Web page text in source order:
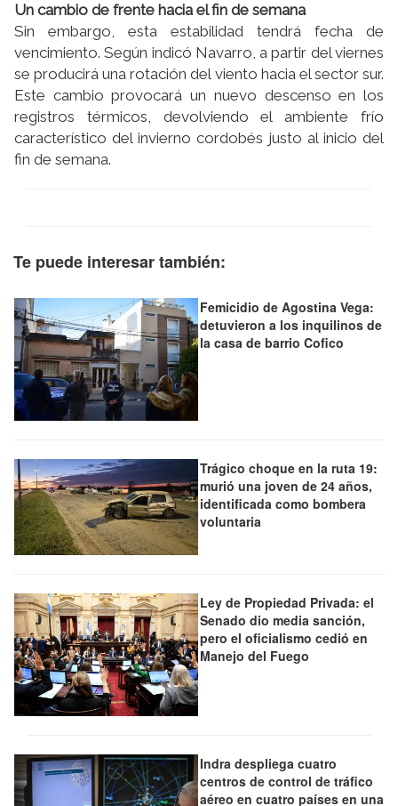
Un cambio de frente hacia el fin de semana
Sin embargo, esta estabilidad tendrá fecha de
vencimiento. Según indicó Navarro, a partir del viernes
se producirá una rotación del viento hacia el sector sur.
Este cambio provocará un nuevo descenso en los
registros térmicos, devolviendo el ambiente frío
característico del invierno cordobés justo al inicio del
fin de semana.
Te puede interesar también:
Femicidio de Agostina Vega:
detuvieron a los inquilinos de
la casa de barrio Cofico
Trágico choque en la ruta 19:
murió una joven de 24 años,
identificada como bombera
voluntaria
Ley de Propiedad Privada: el
Senado dio media sanción,
pero el oficialismo cedió en
Manejo del Fuego
Indra despliega cuatro
centros de control de tráfico
aéreo en cuatro países en una